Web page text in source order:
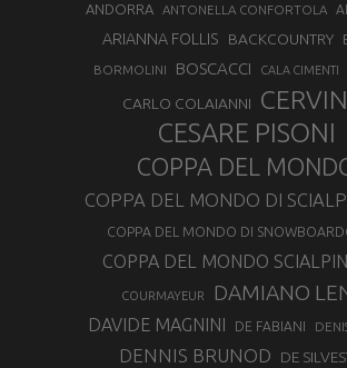
ANDORRA ANTONELLA CONFORTOLA
ARIANNA FOLLIS BACKCOUNTRY
BORMOLINI BOSCACCI CALA CIMENTI
CARLO COLAIANNI
CESARE PISONI
COPPA DEL
COPPA DEL MONDO DI
COPPA DEL MONDO DI
COPPA DEL MONDO
COURMAYEUR DAMIANO
DAVIDE MAGNINI DE FABIANI
DENNIS BRUNOD DE